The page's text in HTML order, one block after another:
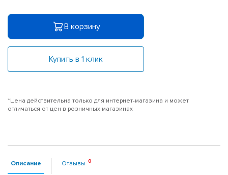
В корзину
Купить в 1 клик
*Цена действительна только для интернет-магазина и может
отличаться от цен в розничных магазинах
Описание Отзывы